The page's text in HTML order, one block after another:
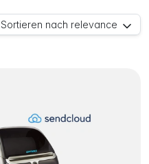
Sortieren nach relevance